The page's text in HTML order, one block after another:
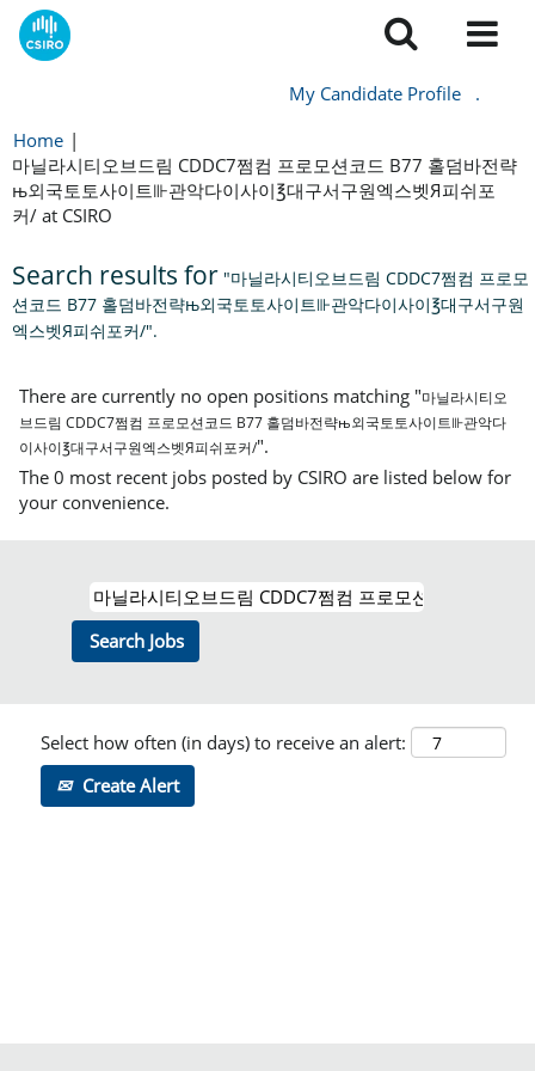
My Candidate Profile
.
Home |
마닐라시티오브드림 CDDC7쩜컴 프로모션코드 B77 홀덤바전략
њ외국토토사이트⊪관악다이사이℥대구서구원엑스벳Я피쉬포
커/ at CSIRO
Search results for "마닐라시티오브드림 CDDC7쩜컴 프로모
션코드 B77 홀덤바전략њ외국토토사이트⊪관악다이사이℥대구서구원
엑스벳Я피쉬포커/".
There are currently no open positions matching "마닐라시티오
브드림 CDDC7쩜컴 프로모션코드 B77 홀덤바전략њ외국토토사이트⊪관악다
이사이℥대구서구원엑스벳Я피쉬포커/".
The 0 most recent jobs posted by CSIRO are listed below for
your convenience.
Select how often (in days) to receive an alert:
Create Alert